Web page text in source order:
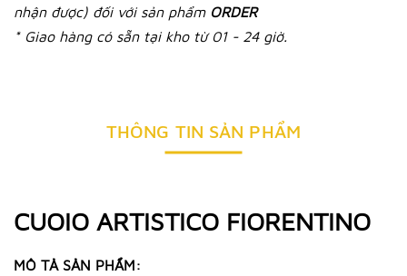
nhận được) đối với sản phẩm ORDER
* Giao hàng có sẵn tại kho từ 01 - 24 giờ.
THÔNG TIN SẢN PHẨM
CUOIO ARTISTICO FIORENTINO
MÔ TẢ SẢN PHẨM: